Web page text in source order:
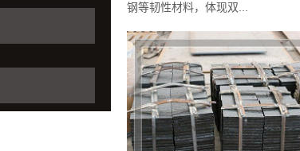
钢等韧性材料，体现双...